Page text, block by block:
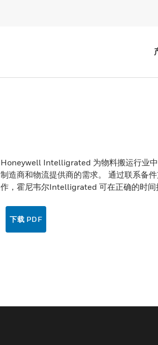
Honeywell Intelligrated 为物料搬运行业中
制造商和物流提供商的需求。 通过联系备
作，霍尼韦尔Intelligrated 可在正确的时间
下载 PDF